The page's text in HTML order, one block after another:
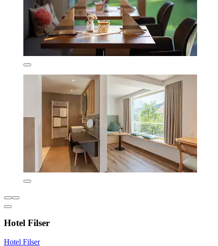
Hotel Filser
Hotel Filser